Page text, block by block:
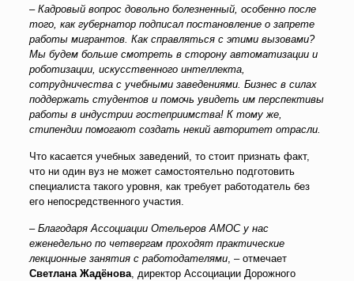
– Кадровый вопрос довольно болезненный, особенно после
того, как губернатор подписал постановление о запрете
работы мигрантов. Как справляться с этими вызовами?
Мы будем больше смотреть в сторону автоматизации и
роботизации, искусственного интеллекта,
сотрудничества с учебными заведениями. Бизнес в силах
поддержать студентов и помочь увидеть им перспективы
работы в индустрии гостеприимства! К тому же,
стипендии помогают создать некий авторитет отрасли.
Что касается учебных заведений, то стоит признать факт,
что ни один вуз не может самостоятельно подготовить
специалиста такого уровня, как требует работодатель без
его непосредственного участия.
– Благодаря Ассоциации Отельеров АМОС у нас
еженедельно по четвергам проходят практические
лекционные занятия с работодателями, –отмечает
Светлана Жадёнова, директор Ассоциации Дорожного